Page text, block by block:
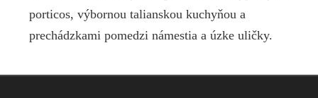
porticos, výbornou talianskou kuchyňou a
prechádzkami pomedzi námestia a úzke uličky.